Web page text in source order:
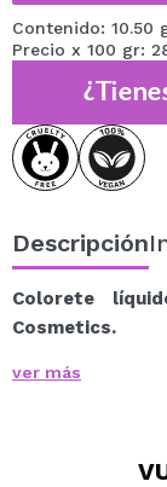
Contenido: 10.50
Precio x 100 gr:
Descripción
Colorete
Cosmetics.
ideal colorete
ver más